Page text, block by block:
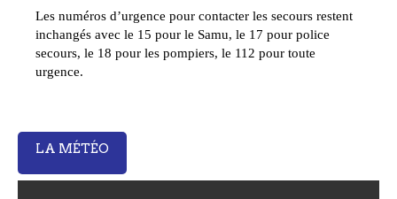
Les numéros d’urgence pour contacter les secours restent
inchangés avec le 15 pour le Samu, le 17 pour police
secours, le 18 pour les pompiers, le 112 pour toute
urgence.
LA MÉTÉO